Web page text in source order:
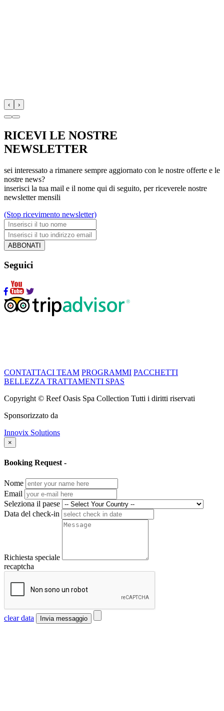
‹ ›
RICEVI LE NOSTRE
NEWSLETTER
sei interessato a rimanere sempre aggiornato con le nostre offerte e le
nostre news?
inserisci la tua mail e il nome qui di seguito, per riceverele nostre
newsletter mensili
(Stop ricevimento newsletter)
ABBONATI
Seguici
CONTATTACI TEAM PROGRAMMI PACCHETTI
BELLEZZA TRATTAMENTI SPAS
Copyright © Reef Oasis Spa Collection Tutti i diritti riservati
Sponsorizzato da
Innovix Solutions
×
Booking Request -
Nome
Email
Seleziona il paese
Data del check-in
Richiesta speciale
recaptcha
clear data Invia messaggio